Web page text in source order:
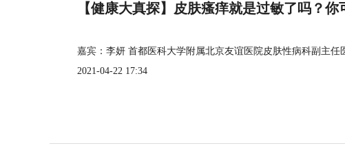
【健康大真探】皮肤瘙痒就是过敏了吗？
嘉宾：李妍 首都医科大学附属北京友谊医院皮肤性病科副主任
2021-04-22 17:34